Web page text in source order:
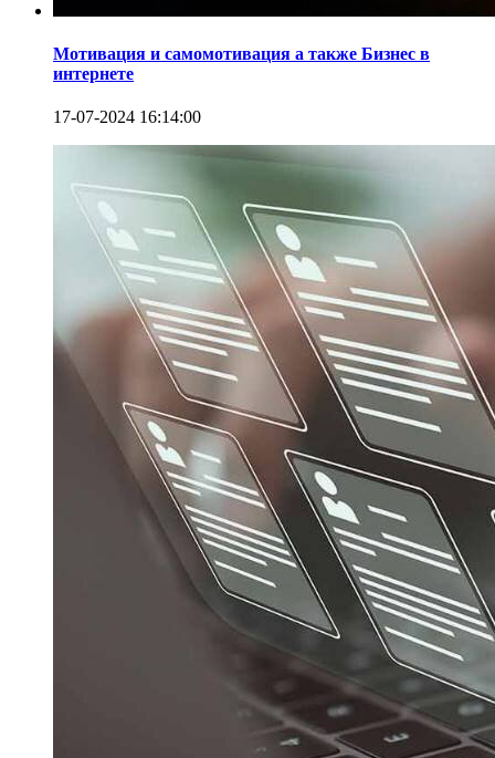
Мотивация и самомотивация а также Бизнес в
интернете
17-07-2024 16:14:00